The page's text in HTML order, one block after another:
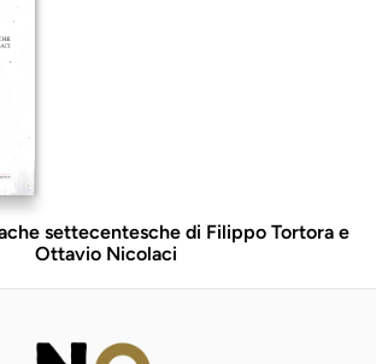
settecentesche di Filippo Tortora e
Ottavio Nicolaci